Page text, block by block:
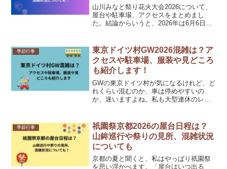
山川みなと祭り花火大会2026について、
屋台や駐車場、アクセスをまとめまし
た。結論からいうと、2026年は6月6日
らしい活気が魅力のお祭りなので、花火
だけでな...
季節行事
東京ドイツ村GW2026混雑は？ア
クセスや駐車場、服装や見どころ
も紹介します！
GWの東京ドイツ村が気になるけれど、ど
れくらい混むのか、車は停めやすいの
か、迷いますよね。私も大型連休のレジ
たくなります。東京ドイツ村は園内を車
で移動できる珍しいタイプ...
季節行事
祇園祭京都2026の屋台日程は？
山鉾巡行や祭りの見所、混雑状況
についても
京都の夏と聞くと、私はやっぱり祇園祭
を思い浮かべます。「屋台はいつ出る